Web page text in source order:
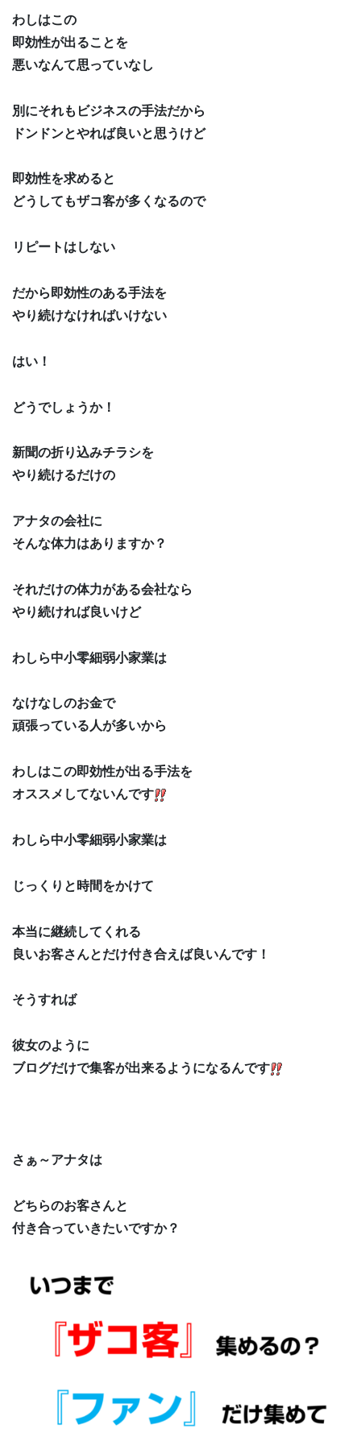
わしはこの
即効性が出ることを
悪いなんて思っていなし
別にそれもビジネスの手法だから
ドンドンとやれば良いと思うけど
即効性を求めると
どうしてもザコ客が多くなるので
リピートはしない
だから即効性のある手法を
やり続けなければいけない
はい！
どうでしょうか！
新聞の折り込みチラシを
やり続けるだけの
アナタの会社に
そんな体力はありますか？
それだけの体力がある会社なら
やり続ければ良いけど
わしら中小零細弱小家業は
なけなしのお金で
頑張っている人が多いから
わしはこの即効性が出る手法を
オススメしてないんです
わしら中小零細弱小家業は
じっくりと時間をかけて
本当に継続してくれる
良いお客さんとだけ付き合えば良いんです！
そうすれば
彼女のように
ブログだけで集客が出来るようになるんです
さぁ～アナタは
どちらのお客さんと
付き合っていきたいですか？